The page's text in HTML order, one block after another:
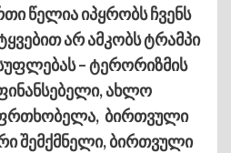
წელია იპყრობს ჩვენს
არ ამკობს ტრამპი
– ტერორიზმის
ახლო
ბირთვული
შემქმნელი, ბირთვული